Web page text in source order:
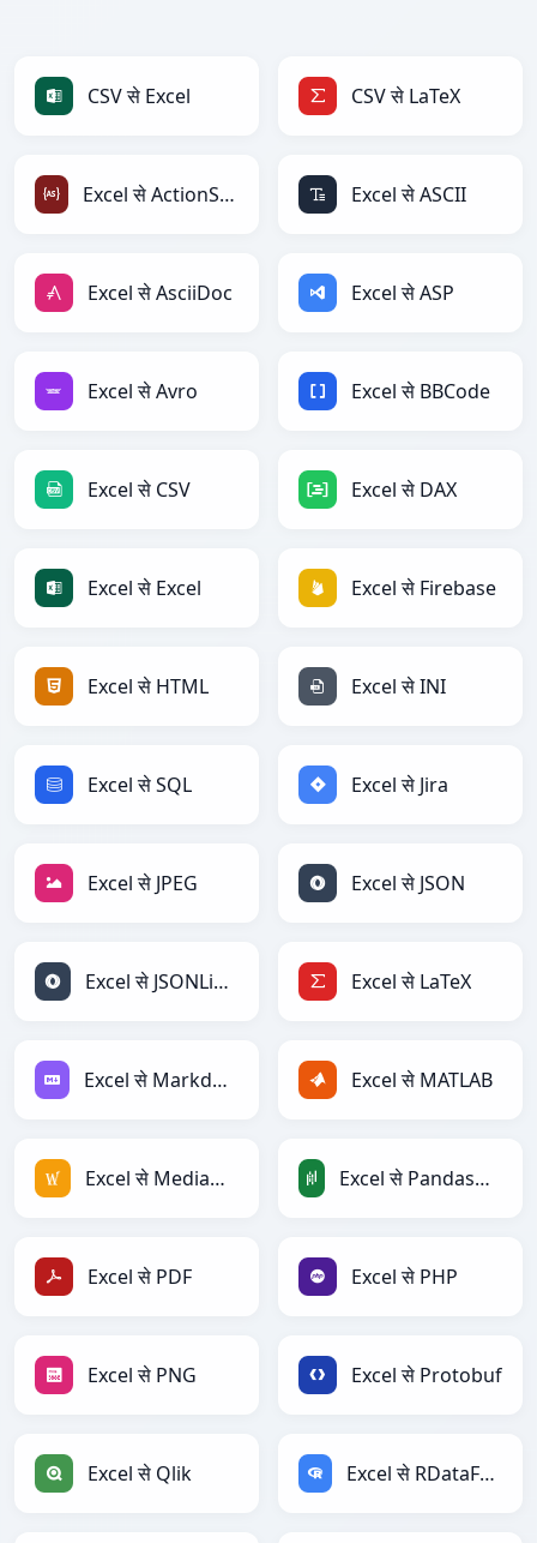
CSV से Excel CSV से LaTeX
Excel से ActionScript Excel से ASCII
Excel से AsciiDoc Excel से ASP
Excel से Avro Excel से BBCode
Excel से CSV Excel से DAX
Excel से Excel Excel से Firebase
Excel से HTML Excel से INI
Excel से SQL Excel से Jira
Excel से JPEG Excel से JSON
Excel से JSONLines Excel से LaTeX
Excel से Markdown Excel से MATLAB
Excel से MediaWiki Excel से PandasDataFrame
Excel से PDF Excel से PHP
Excel से PNG Excel से Protobuf
Excel से Qlik Excel से RDataFrame